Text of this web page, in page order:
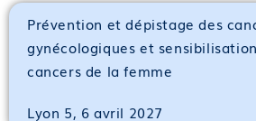
Prévention et dépistage des
gynécologiques et
cancers de la femme
Lyon 5, 6 avril 2027